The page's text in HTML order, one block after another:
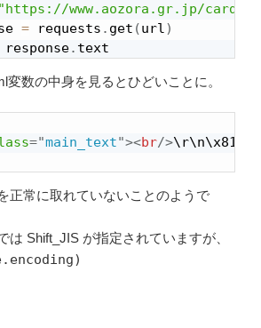
"https://www.aozora.gr.jp/cards/
= requests . get (url)
response. text
変数の中身を見るとひどいことに。
="main_text"><br/>
正常に取れていないことのようで
は Shift_JIS が指定されていますが、